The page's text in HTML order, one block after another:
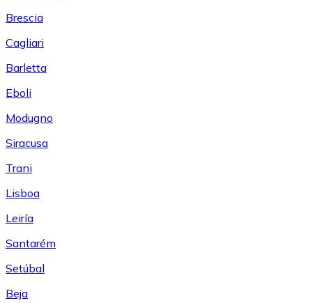
Brescia
Cagliari
Barletta
Eboli
Modugno
Siracusa
Trani
Lisboa
Leiría
Santarém
Setúbal
Beja